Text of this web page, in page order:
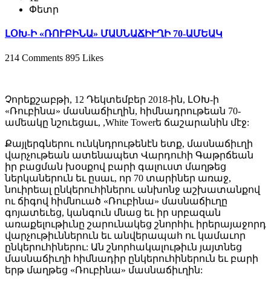
Փետր
ԼՕԽ-Ի «ՌՈՒԲԻՆԱ» ՄԱՍՆԱՃԻՒՂԻ 70-ԱՄԵԱԿ
214 Comments 895 Likes
Չորեքշաբթի, 12 Դեկտեմբեր 2018-ին, ԼՕԽ-ի
«Ռուբինա» մասնաճիւղին, հիմնադրութեան 70-
ամեակը նշուեցաւ, ,White Towerե ճաշարանին մէջ:
Քայլերգներու ունկնդրութենէն ետք, մասնաճիւղի
վարչութեան ատենապետ Վարդուհի Գաթրճեան
իր բացման խօսքով բարի գալուստ մաղթեց
ներկաներուն եւ ըսաւ, որ 70 տարիներ առաջ,
նուիրեալ ընկերուհիներու անխոնջ աշխատանքով
ու ճիգով հիմնուած «Ռուբինա» մասնաճիւղը
գոյատեւեց, կանգուն մնաց եւ իր սրբազան
առաքելութիւնը շարունակեց շնորհիւ իրերայաջորդ
վարչութիւններուն եւ անվերապահ ու կամաւոր
ընկերուհիներու: Ան շնորհակալութիւն յայտնեց
մասնաճիւղի հիմնադիր ընկերուհիներուն եւ բարի
երթ մաղթեց «Ռուբինա» մասնաճիւղին: